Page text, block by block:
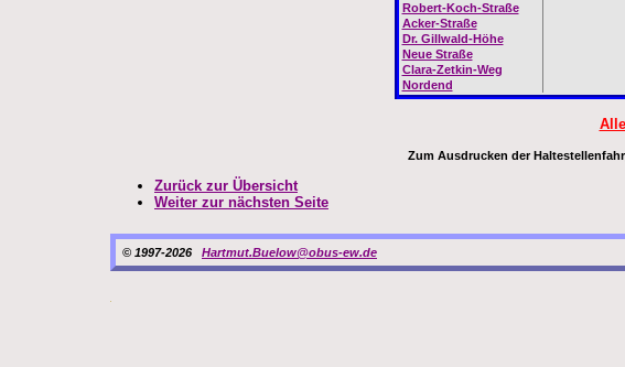
Robert-Koch-Straße
Acker-Straße
Dr. Gillwald-Höhe
Neue Straße
Clara-Zetkin-Weg
Nordend
Zum Ausdrucken der
Zurück zur Übersicht
Weiter zur nächsten Seite